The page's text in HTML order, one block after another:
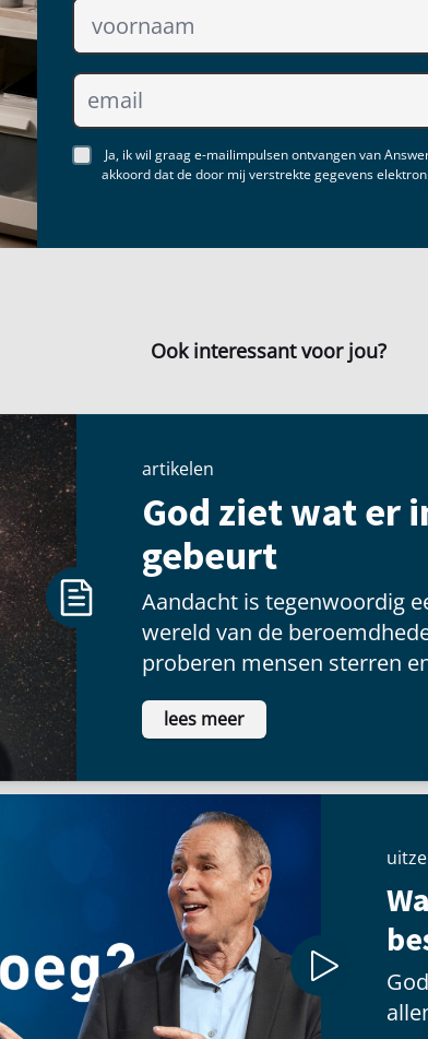
Ja, ik wil graag e-mailimpulsen ontvangen van
akkoord dat de door mij verstrekte gegevens
Ook interessant voor jou?
artikelen
God ziet wat er
gebeurt
Aandacht is tegenwoordig
wereld van de
proberen mensen sterren
voldoening te vinden als ze
schitteren.
lees meer